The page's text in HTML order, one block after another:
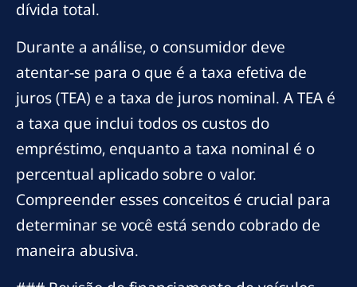
dívida total.
Durante a análise, o consumidor deve
atentar-se para o que é a taxa efetiva de
juros (TEA) e a taxa de juros nominal. A TEA é
a taxa que inclui todos os custos do
empréstimo, enquanto a taxa nominal é o
percentual aplicado sobre o valor.
Compreender esses conceitos é crucial para
determinar se você está sendo cobrado de
maneira abusiva.